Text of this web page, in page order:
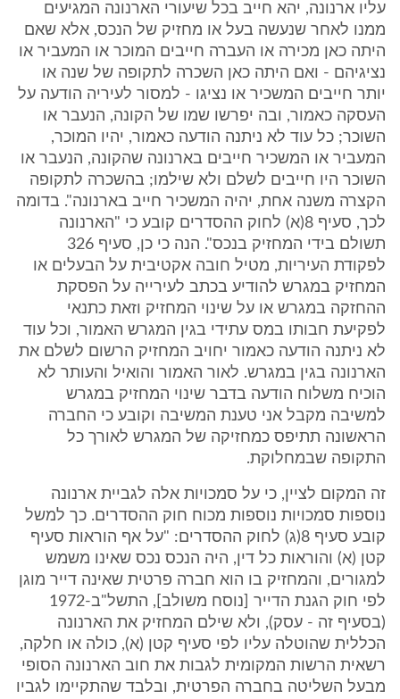
עליו ארנונה, יהא חייב בכל שיעורי הארנונה המגיעים
ממנו לאחר שנעשה בעל או מחזיק של הנכס, אלא שאם
היתה כאן מכירה או העברה חייבים המוכר או המעביר או
נציגיהם - ואם היתה כאן השכרה לתקופה של שנה או
יותר חייבים המשכיר או נציגו - למסור לעיריה הודעה על
העסקה כאמור, ובה יפרשו שמו של הקונה, הנעבר או
השוכר; כל עוד לא ניתנה הודעה כאמור, יהיו המוכר,
המעביר או המשכיר חייבים בארנונה שהקונה, הנעבר או
השוכר היו חייבים לשלם ולא שילמו; בהשכרה לתקופה
הקצרה משנה אחת, יהיה המשכיר חייב בארנונה". בדומה
לכך, סעיף 8(א) לחוק ההסדרים קובע כי "הארנונה
תשולם בידי המחזיק בנכס". הנה כי כן, סעיף 326
לפקודת העיריות, מטיל חובה אקטיבית על הבעלים או
המחזיק במגרש להודיע בכתב לעירייה על הפסקת
ההחזקה במגרש או על שינוי המחזיק וזאת כתנאי
לפקיעת חבותו במס עתידי בגין המגרש האמור, וכל עוד
לא ניתנה הודעה כאמור יחויב המחזיק הרשום לשלם את
הארנונה בגין במגרש. לאור האמור והואיל והעותר לא
הוכיח משלוח הודעה בדבר שינוי המחזיק במגרש
למשיבה מקבל אני טענת המשיבה וקובע כי החברה
הראשונה תתיפס כמחזיקה של המגרש לאורך כל
התקופה שבמחלוקת.
זה המקום לציין, כי על סמכויות אלה לגביית ארנונה
נוספות סמכויות נוספות מכוח חוק ההסדרים. כך למשל
קובע סעיף 8(ג) לחוק ההסדרים: "על אף הוראות סעיף
קטן (א) והוראות כל דין, היה הנכס נכס שאינו משמש
למגורים, והמחזיק בו הוא חברה פרטית שאינה דייר מוגן
לפי חוק הגנת הדייר [נוסח משולב], התשל"ב-1972
(בסעיף זה - עסק), ולא שילם המחזיק את הארנונה
הכללית שהוטלה עליו לפי סעיף קטן (א), כולה או חלקה,
רשאית הרשות המקומית לגבות את חוב הארנונה הסופי
מבעל השליטה בחברה הפרטית, ובלבד שהתקיימו לגביו